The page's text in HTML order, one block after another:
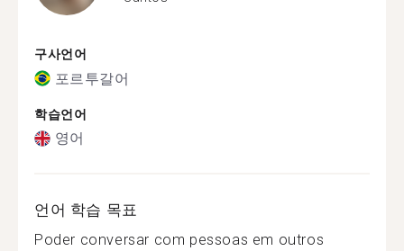
구사언어
포르투갈어
학습언어
영어
언어 학습 목표
Poder conversar com pessoas em outros